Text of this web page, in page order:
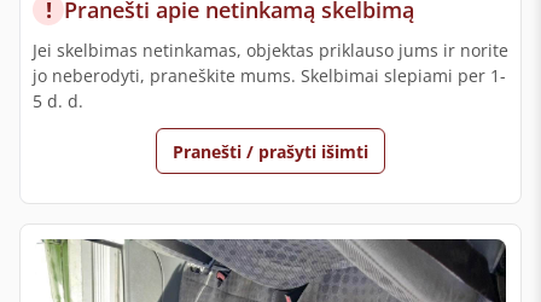
! Pranešti apie netinkamą skelbimą
Jei skelbimas netinkamas, objektas priklauso jums ir norite
jo neberodyti, praneškite mums. Skelbimai slepiami per 1-
5 d. d.
Pranešti / prašyti išimti